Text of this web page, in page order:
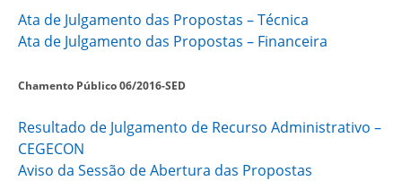
Ata de Julgamento das Propostas – Técnica
Ata de Julgamento das Propostas – Financeira
Chamento Público 06/2016-SED
Resultado de Julgamento de Recurso Administrativo –
CEGECON
Aviso da Sessão de Abertura das Propostas